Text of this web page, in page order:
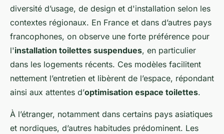
diversité d’usage, de design et d'installation selon les
contextes régionaux. En France et dans d’autres pays
francophones, on observe une forte préférence pour
l'installation toilettes suspendues, en particulier
dans les logements récents. Ces modèles facilitent
nettement l’entretien et libèrent de l’espace, répondant
ainsi aux attentes d’optimisation espace toilettes.
À l’étranger, notamment dans certains pays asiatiques
et nordiques, d’autres habitudes prédominent. Les